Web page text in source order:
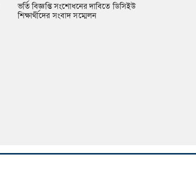
ভর্তি বিজ্ঞপ্তি সংশোধনের দাবিতে ডিসিইউ
শিক্ষার্থীদের সংবাদ সম্মেলন